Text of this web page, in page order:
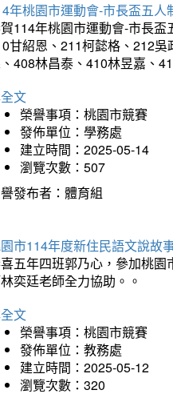
年桃園市運動會-市長盃五
114年桃園市運動會-市長
甘紹恩、211柯懿格、212
408林昌泰、410林昱嘉、
文
榮譽事項：桃園市競賽
發佈單位：學務處
建立時間：2025-05-14
瀏覽次數：507
發布者：體育組
市114年度新住民語文說故
五年四班郭乃心，參加桃
奕廷老師全力協助。。
文
榮譽事項：桃園市競賽
發佈單位：教務處
建立時間：2025-05-12
瀏覽次數：320